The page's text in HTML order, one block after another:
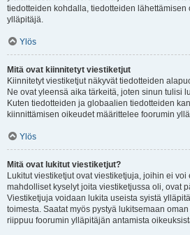
tiedotteiden kohdalla, tiedotteiden lähettämisen
ylläpitäjä.
Ylös
Mitä ovat kiinnitetyt viestiketjut
Kiinnitetyt viestiketjut näkyvät tiedotteiden
Ne ovat yleensä aika tärkeitä, joten sinun tulisi
Kuten tiedotteiden ja globaalien tiedotteiden
kiinnittämisen oikeudet määrittelee foorumin
Ylös
Mitä ovat lukitut viestiketjut?
Lukitut viestiketjut ovat viestiketjuja, joihin ei
mahdolliset kyselyt joita viestiketjussa oli, ovat
Viestiketjuja voidaan lukita useista syistä
toimesta. Saatat myös pystyä lukitsemaan
riippuu foorumin ylläpitäjän antamista